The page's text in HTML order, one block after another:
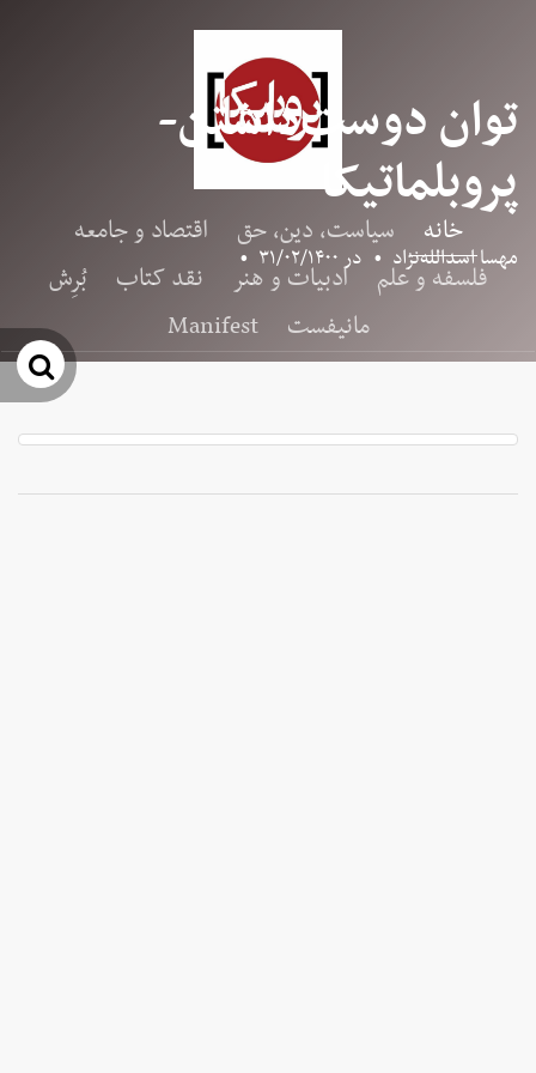
خانه سیاست، دین، حق
اقتصاد و جامعه
فلسفه و علم
ادبیات و هنر نقد کتاب
بُرِش
مانیفست
Manifest
توان دوست‌داشتن-
پروبلماتیکا
مهسا اسدالله‌نژاد • در۳۱/۰۲/۱۴۰۰ •